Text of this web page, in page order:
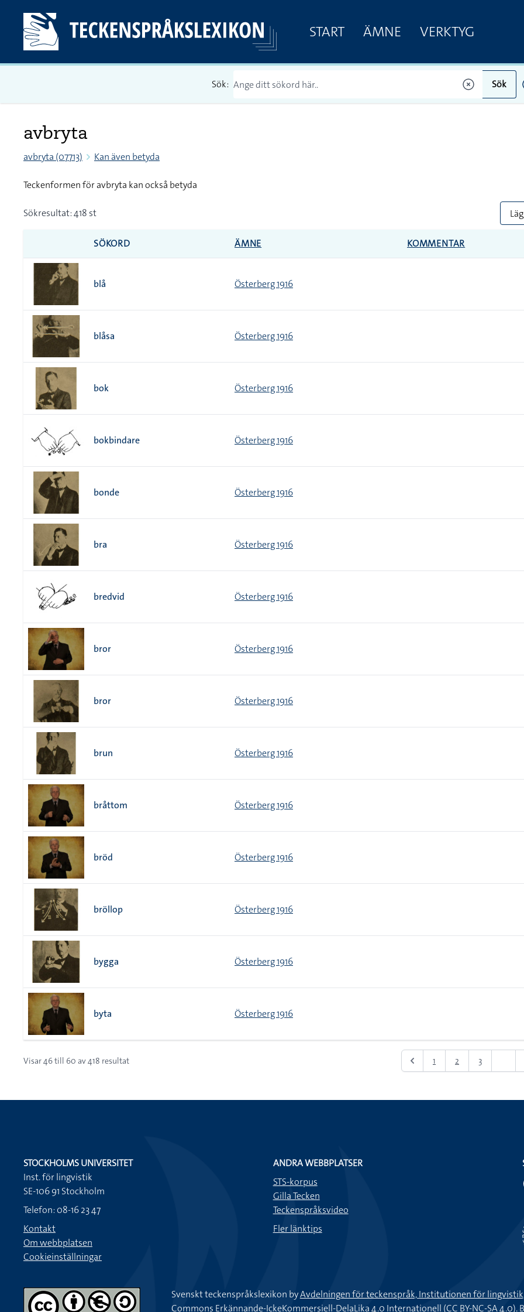
START ÄMNE VERKTYG
Sök: Sök
avbryta
avbryta (07713) Kan även betyda
Teckenformen för avbryta kan också betyda
Sökresultat: 418 st
SÖKORD ÄMNE KOMMENTAR
blå Österberg 1916
blåsa Österberg 1916
bok Österberg 1916
bokbindare Österberg 1916
bonde Österberg 1916
bra Österberg 1916
bredvid Österberg 1916
bror Österberg 1916
bror Österberg 1916
brun Österberg 1916
bråttom Österberg 1916
bröd Österberg 1916
bröllop Österberg 1916
bygga Österberg 1916
byta Österberg 1916
Visar46till 60 av418 resultat 1 2 3
STOCKHOLMS UNIVERSITET
Inst. för lingvistik
SE-106 91 Stockholm
Telefon: 08-16 23 47
Kontakt
Om webbplatsen
Cookieinställningar
ANDRA WEBBPLATSER
STS-korpus
Gilla Tecken
Teckenspråksvideo
Fler länktips
Svenskt teckenspråkslexikon byAvdelningen för teckenspråk, Institutionen för
Commons Erkännande-IckeKommersiell-DelaLika 4.0 Internationell (CC BY-NC-SA 4.0).